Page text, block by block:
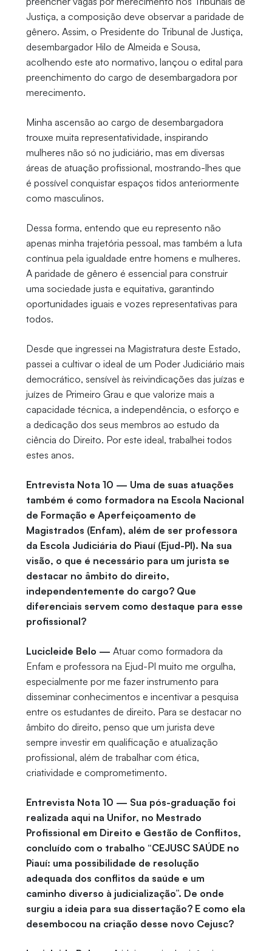
Justiça, a composição deve observar a paridade de
gênero. Assim, o Presidente do Tribunal de Justiça,
desembargador Hilo de Almeida e Sousa,
acolhendo este ato normativo, lançou o edital para
preenchimento do cargo de desembargadora por
merecimento.
Minha ascensão ao cargo de desembargadora
trouxe muita representatividade, inspirando
mulheres não só no judiciário, mas em diversas
áreas de atuação profissional, mostrando-lhes que
é possível conquistar espaços tidos anteriormente
como masculinos.
Dessa forma, entendo que eu represento não
apenas minha trajetória pessoal, mas também a luta
contínua pela igualdade entre homens e mulheres.
A paridade de gênero é essencial para construir
uma sociedade justa e equitativa, garantindo
oportunidades iguais e vozes representativas para
todos.
Desde que ingressei na Magistratura deste Estado,
passei a cultivar o ideal de um Poder Judiciário mais
democrático, sensível às reivindicações das juízas e
juízes de Primeiro Grau e que valorize mais a
capacidade técnica, a independência, o esforço e
a dedicação dos seus membros ao estudo da
ciência do Direito. Por este ideal, trabalhei todos
estes anos.
Entrevista Nota 10 — Uma de suas atuações
também é como formadora na Escola Nacional
de Formação e Aperfeiçoamento de
Magistrados (Enfam), além de ser professora
da Escola Judiciária do Piauí (Ejud-PI). Na sua
visão, o que é necessário para um jurista se
destacar no âmbito do direito,
independentemente do cargo? Que
diferenciais servem como destaque para esse
profissional?
Lucicleide Belo — Atuar como formadora da
Enfam e professora na Ejud-PI muito me orgulha,
especialmente por me fazer instrumento para
disseminar conhecimentos e incentivar a pesquisa
entre os estudantes de direito. Para se destacar no
âmbito do direito, penso que um jurista deve
sempre investir em qualificação e atualização
profissional, além de trabalhar com ética,
criatividade e comprometimento.
Entrevista Nota 10 — Sua pós-graduação foi
realizada aqui na Unifor, no Mestrado
Profissional em Direito e Gestão de Conflitos,
concluído com o trabalho “CEJUSC SAÚDE no
Piauí: uma possibilidade de resolução
adequada dos conflitos da saúde e um
caminho diverso à judicialização”. De onde
surgiu a ideia para sua dissertação? E como ela
desembocou na criação desse novo Cejusc?